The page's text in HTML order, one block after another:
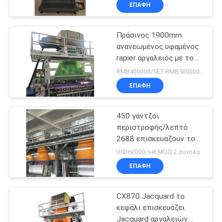
ΕΡΓΟΣΤΆΣΙΟ
ΈΛΕΓΧΟΣ
ΠΟΙΌΤΗΤΑΣ
ΕΠΙΚΟΙΝΩΝΉΣΤΕ
ΜΑΖΊ
ΜΑΣ
ΕΙΔΉΣΕΙΣ
ΖΗΤΉΣΤΕ
Jacquard κεφάλι
24
Πλήρες Jacquard
λουρί
20
ΕΠΑΦΉ
Πράσινος 1900mm
ανανεωμένος υφαμένος
rapier αργαλειός με το
αρχικό jacquard κεφάλι
ΕΠΑΦΉ
450 γάντζοι
περιστροφής/λεπτό
2688 επισκευάζουν τον
αργαλειό ετικετών
USD60000/set MOQ:2 σύνολα
ΕΠΑΦΉ
CX870 Jacquard το
κεφάλι επισκευάζει
Jacquard αργαλειών